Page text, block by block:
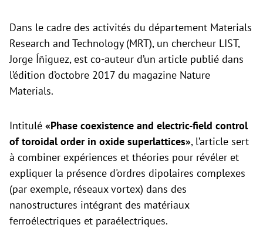
Dans le cadre des activités du département Materials
Research and Technology (MRT), un chercheur LIST,
Jorge Íñiguez, est co-auteur d’un article publié dans
l’édition d’octobre 2017 du magazine Nature
Materials.
Intitulé «Phase coexistence and electric-field control
of toroidal order in oxide superlattices», l’article sert
à combiner expériences et théories pour révéler et
expliquer la présence d'ordres dipolaires complexes
(par exemple, réseaux vortex) dans des
nanostructures intégrant des matériaux
ferroélectriques et paraélectriques.